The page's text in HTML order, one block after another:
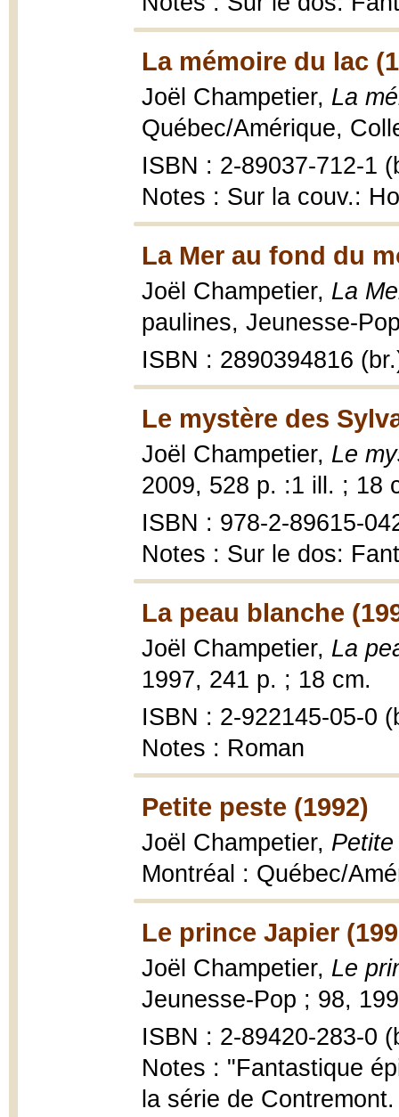
La mémoire du lac
Joël Champetier, La
Québec/Amérique,
ISBN : 2-89037-712-1
Notes : Sur la couv.:
La Mer au fond du
Joël Champetier, La
paulines, Jeunesse-
ISBN : 2890394816
Le mystère des
Joël Champetier, Le
2009, 528 p. :1 ill. ; 18
ISBN : 978-2-89615-
Notes : Sur le dos:
La peau blanche
Joël Champetier, La
1997, 241 p. ; 18 cm.
ISBN : 2-922145-05-0
Notes : Roman
Petite peste (1992)
Joël Champetier,
Montréal : Québec/
Le prince Japier
Joël Champetier, Le
Jeunesse-Pop ; 98,
ISBN : 2-89420-283-0
Notes : "Fantastique
la série de